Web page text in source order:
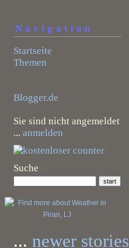
Navigation
Startseite
Themen
Blogger.de
Sie sind nicht angemeldet
... anmelden
Suche
... newer stories